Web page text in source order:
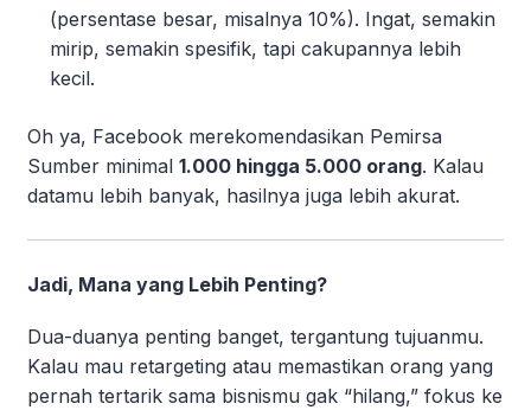
(persentase besar, misalnya 10%). Ingat, semakin
mirip, semakin spesifik, tapi cakupannya lebih
kecil.
Oh ya, Facebook merekomendasikan Pemirsa
Sumber minimal 1.000 hingga 5.000 orang. Kalau
datamu lebih banyak, hasilnya juga lebih akurat.
Jadi, Mana yang Lebih Penting?
Dua-duanya penting banget, tergantung tujuanmu.
Kalau mau retargeting atau memastikan orang yang
pernah tertarik sama bisnismu gak “hilang,” fokus ke